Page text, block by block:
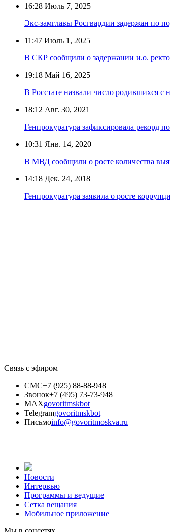
16:28 Июль 7, 2025
Экс-замглавы Росгвардии задержан по
11:47 Июль 1, 2025
В СКР сообщили о задержании и.о.
19:18 Май 16, 2025
В Росстате назвали число родившихся с
18:12 Авг. 30, 2021
Генпрокуратура зафиксировала рекорд
10:31 Янв. 14, 2020
В МВД сообщили о росте количества
14:18 Дек. 24, 2018
Генпрокуратура заявила о росте
Связь с эфиром
СМС+7 (925) 88-88-948
Звонок+7 (495) 73-73-948
MAXgovoritmskbot
Telegramgovoritmskbot
Письмоinfo@govoritmoskva.ru
Новости
Интервью
Программы и ведущие
Сетка вещания
Мобильное приложение